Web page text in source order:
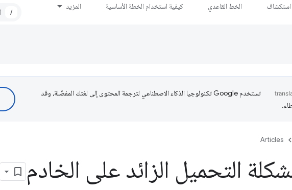
استكشاف الخط القاعدي كيفية استخدام الخطة الأساسية المزيد
/
تستخدم Google تكنولوجيا الذكاء الاصطناعي لترجمة المحتوى إلى لغتك المفضّلة، وقد
Articles
التحميل الزائد على الخادم